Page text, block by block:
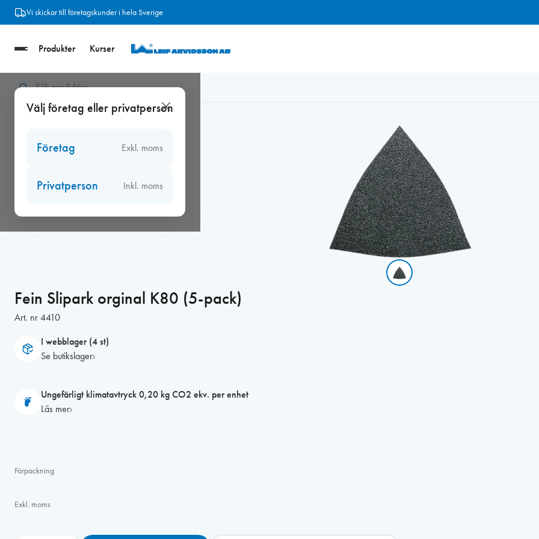
Hoppa
Vi skickar till företagskunder i hela Sverige
Produkter Kurser
Välj företag eller privatperson
Företag Exkl. moms
Privatperson Inkl. moms
Hem Fein Slipark orginal K80 (5-pack)
Fein Slipark orginal K80 (5-pack)
Art. nr 4410
I webblager (4 st)
Se butikslager
Ungefärligt klimatavtryck 0,20 kg CO2 ekv. per enhet
Läs mer
Förpackning
Exkl. moms